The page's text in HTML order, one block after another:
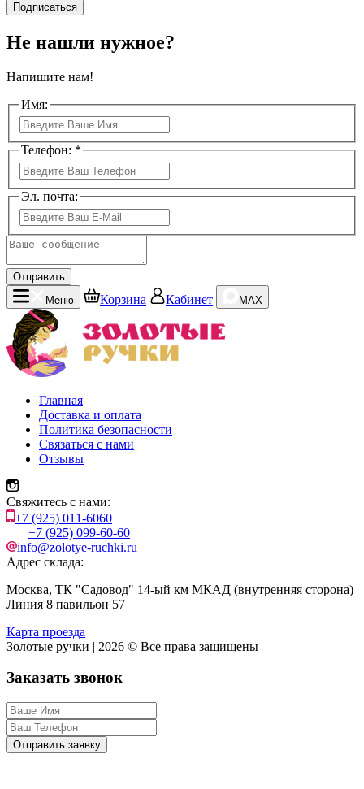
Подписаться
Не нашли нужное?
Напишите нам!
Имя:
Телефон: *
Эл. почта:
Отправить
Меню
Корзина Кабинет MAX
Главная
Доставка и оплата
Политика безопасности
Связаться с нами
Отзывы
Свяжитесь с нами:
+7 (925) 011-6060
+7 (925) 099-60-60
info@zolotye-ruchki.ru
Адрес склада:
Москва, ТК "Садовод" 14-ый км МКАД (внутренняя сторона)
Линия 8 павильон 57
Карта проезда
Золотые ручки | 2026 © Все права защищены
Заказать звонок
Отправить заявку